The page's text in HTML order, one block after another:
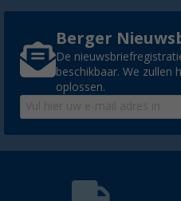
Berger
De
beschikbaar. We zullen
oplossen.